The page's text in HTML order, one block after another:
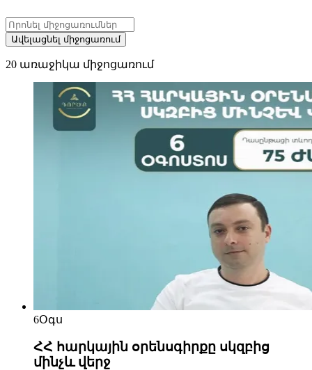
Ավելացնել միջոցառում
20 առաջիկա միջոցառում
6Օգս
ՀՀ հարկային օրենսգիրքը սկզբից
մինչև վերջ